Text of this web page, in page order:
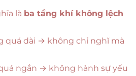
là ba tầng khí không lệch
quá dài → không chỉ nghĩ mà
ngắn → không hành sự yếu